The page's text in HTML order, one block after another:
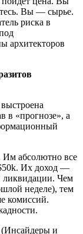
Вы — сырье.
риска в
архитекторов
в «прогнозе», а
абсолютно все
Их доход —
ликвидации. Чем
неделе), тем
комиссий.
и